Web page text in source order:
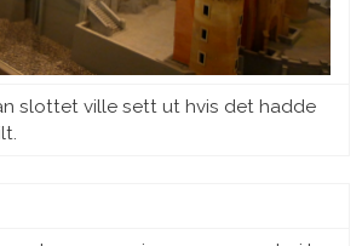
slottet ville sett ut hvis det hadde